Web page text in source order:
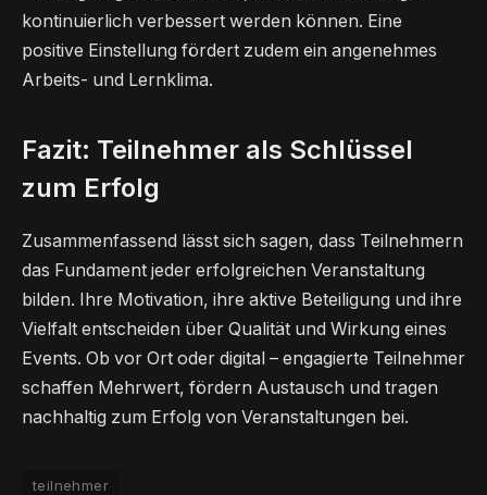
kontinuierlich verbessert werden können. Eine
positive Einstellung fördert zudem ein angenehmes
Arbeits- und Lernklima.
Fazit: Teilnehmer als Schlüssel
zum Erfolg
Zusammenfassend lässt sich sagen, dass Teilnehmern
das Fundament jeder erfolgreichen Veranstaltung
bilden. Ihre Motivation, ihre aktive Beteiligung und ihre
Vielfalt entscheiden über Qualität und Wirkung eines
Events. Ob vor Ort oder digital – engagierte Teilnehmer
schaffen Mehrwert, fördern Austausch und tragen
nachhaltig zum Erfolg von Veranstaltungen bei.
teilnehmer